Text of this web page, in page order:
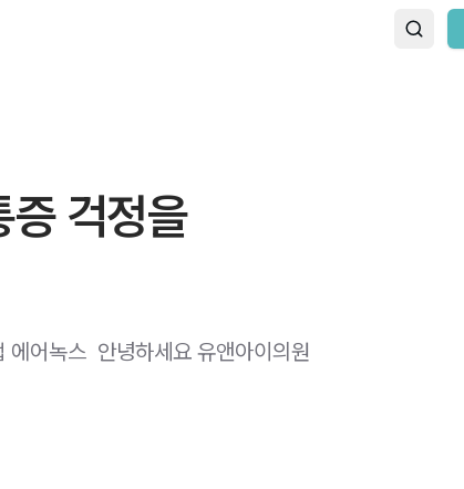
걱정을
어녹스 ​ 안녕하세요 유앤아이의원